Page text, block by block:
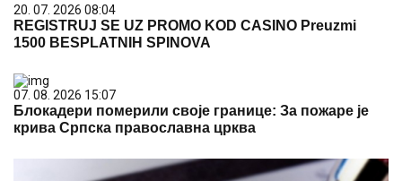
20. 07. 2026 08:04
REGISTRUJ SE UZ PROMO KOD CASINO Preuzmi
1500 BESPLATNIH SPINOVA
07. 08. 2026 15:07
Блокадери померили своје границе: За пожаре је
крива Српска православна црква